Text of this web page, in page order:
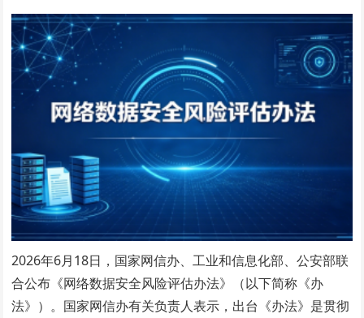
2026年6月18日，国家网信办、工业和信息化部、公安部联
合公布《网络数据安全风险评估办法》（以下简称《办
法》）。国家网信办有关负责人表示，出台《办法》是贯彻